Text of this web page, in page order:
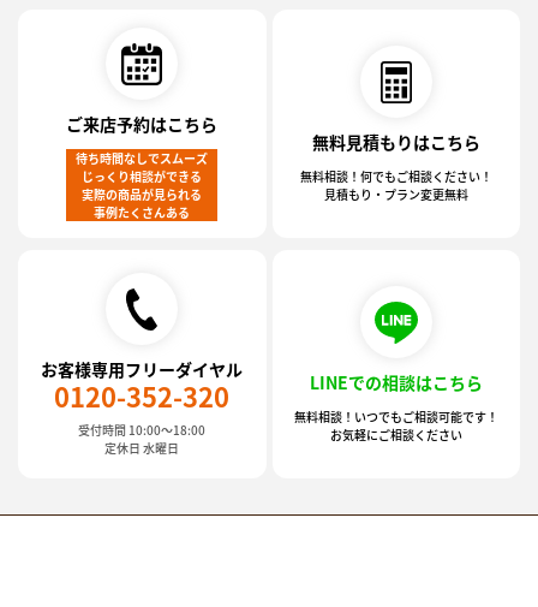
ご来店予約はこちら
待ち時間なしでスムーズ
じっくり相談ができる
実際の商品が見られる
事例たくさんある
無料見積もりはこちら
無料相談！何でもご相談ください！
見積もり・プラン変更無料
お客様専用フリーダイヤル
0120-352-320
受付時間 10:00～18:00
定休日 水曜日
LINEでの相談はこちら
無料相談！いつでもご相談可能です！
お気軽にご相談ください